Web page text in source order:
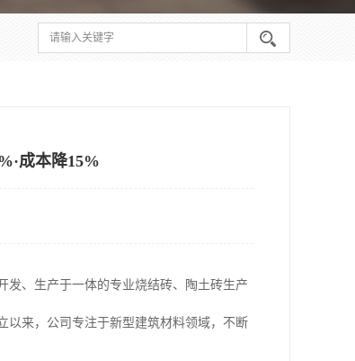
成本降15%
、生产于一体的专业烧结砖、陶土砖生产
以来，公司专注于新型建筑材料领域，不断